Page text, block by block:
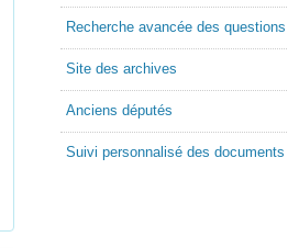
Recherche avancée des questions
Site des archives
Anciens députés
Suivi personnalisé des documents